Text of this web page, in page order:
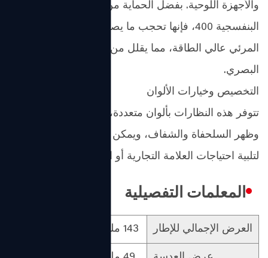
والأجهزة اللوحية. بفضل الحماية من الأشعة فوق
المرئي عالي الطاقة، مما يقلل من إجهاد العين والتعب
البصري.
التخصيص وخيارات الألوان
تتوفر هذه النظارات بألوان متعددة، بما في ذلك الأسود
وظهر السلحفاة والشفاف، ويمكن تخصيصها بشعارك
لتلبية احتياجات العلامة التجارية أو الاحتياجات الترويجية.
المعلمات التفصيلية
العرض الإجمالي للإطار 143 ملم